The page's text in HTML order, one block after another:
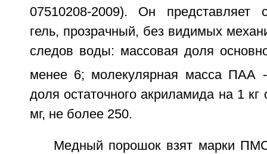
07510208-2009). Он представляет
гель, прозрачный, без видимых
следов воды: массовая доля
менее 6; молекулярная масса ПАА
доля остаточного акриламида на 1 кг
мг, не более 250.
Медный порошок взят марки